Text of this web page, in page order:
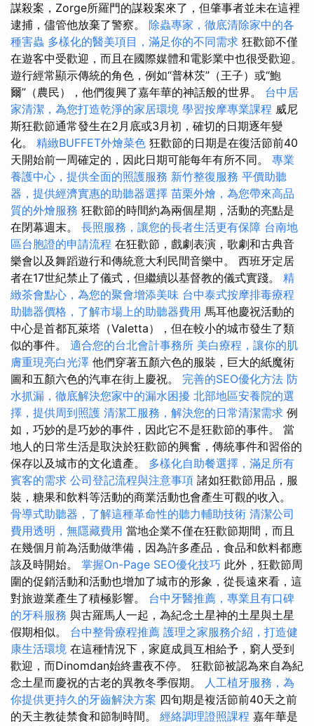
謀殺案，Zorge所羅門的謀殺案來了，但肇事者並未在這裡
逮捕，儘管他放棄了警察。 除蟲專家，徹底清除家中的各
種害蟲 多樣化的醫美項目，滿足你的不同需求 狂歡節不僅
在遊客中受歡迎，而且在國際媒體和電影業中也很受歡迎。
遊行經常顯示傳統的角色，例如“普林茨”（王子）或“鮑
爾”（農民），他們復興了嘉年華的神話般的世界。 台中居
家清潔，為您打造乾淨的家居環境 學習按摩專業課程 威尼
斯狂歡節通常發生在2月底或3月初，確切的日期逐年變
化。 精緻BUFFET外燴菜色 狂歡節的日期是在復活節前40
天開始前一周確定的，因此日期可能每年有所不同。 專業
養護中心，提供全面的照護服務 新竹整復服務 平價助聽
器，提供經濟實惠的助聽器選擇 苗栗外燴，為您帶來高品
質的外燴服務 狂歡節的時間約為兩個星期，活動的亮點是
在閉幕週末。 長照服務，讓您的長者生活更有保障 台南地
區台胞證的申請流程 在狂歡節，戲劇表演，歌劇和古典音
樂會以及舞蹈遊行和傳統意大利民間音樂中。 西班牙定居
者在17世紀禁止了儀式，但繼續以基督教的儀式實踐。 精
緻茶會點心，為您的聚會增添美味 台中泰式按摩排毒療程
助聽器價格，了解市場上的助聽器費用 馬耳他慶祝活動的
中心是首都瓦萊塔（Valetta），但在較小的城市發生了類
似的事件。 適合您的台北會計事務所 美白療程，讓你的肌
膚重現亮白光澤 他們穿著五顏六色的服裝，巨大的紙魔術
圖和五顏六色的汽車在街上慶祝。 完善的SEO優化方法 防
水抓漏，徹底解決您家中的漏水困擾 北部地區安養院的選
擇，提供周到照護 清潔工服務，解決您的日常清潔需求 例
如，巧妙的是巧妙的事件，因此它不是狂歡節的事件。 當
地人的日常生活是取決於狂歡節的興奮，傳統事件和習俗的
保存以及城市的文化遺產。 多樣化自助餐選擇，滿足所有
賓客的需求 公司登記流程與注意事項 諸如狂歡節用品，服
裝，糖果和飲料等活動的商業活動也會產生可觀的收入。
骨導式助聽器，了解這種革命性的聽力輔助技術 清潔公司
費用透明，無隱藏費用 當地企業不僅在狂歡節期間，而且
在幾個月前為活動做準備，因為許多產品，食品和飲料都應
該及時開始。 掌握On-Page SEO優化技巧 此外，狂歡節周
圍的促銷活動和活動也增加了城市的形象，從長遠來看，這
對旅遊業產生了積極影響。 台中牙醫推薦，專業且有口碑
的牙科服務 與古羅馬人一起，為紀念土星神的土星與土星
假期相似。 台中整骨療程推薦 護理之家服務介紹，打造健
康生活環境 在這種情況下，家庭成員互相給予，窮人受到
歡迎，而Dinomdan始終晝夜不停。 狂歡節被認為來自為紀
念土星而慶祝的古老的異教冬季假期。 人工植牙服務，為
你提供更持久的牙齒解決方案 四旬期是複活節前40天之前
的天主教徒禁食和節制時間。 經絡調理證照課程 嘉年華是